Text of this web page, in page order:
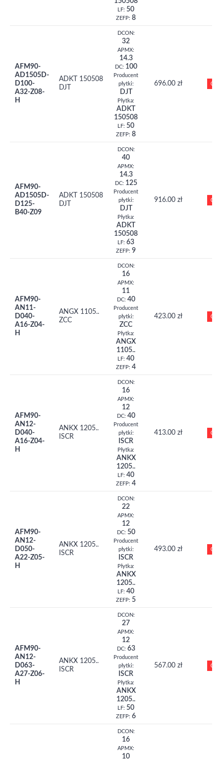
LF: 50
ZEFP: 8
AFM90-
AD1505D-
D100-
A32-Z08-
H
ADKT 150508
DJT
DCON:
32
APMX:
14.3
DC: 100
Producent
płytki:
DJT
Płytka:
ADKT
150508
LF: 50
ZEFP: 8
696.00 zł 0
AFM90-
AD1505D-
D125-
B40-Z09
ADKT 150508
DJT
DCON:
40
APMX:
14.3
DC: 125
Producent
płytki:
DJT
Płytka:
ADKT
150508
LF: 63
ZEFP: 9
916.00 zł 0
AFM90-
AN11-
D040-
A16-Z04-
H
ANGX 1105..
ZCC
DCON:
16
APMX:
11
DC: 40
Producent
płytki:
ZCC
Płytka:
ANGX
1105..
LF: 40
ZEFP: 4
423.00 zł 0
AFM90-
AN12-
D040-
A16-Z04-
H
ANKX 1205..
ISCR
DCON:
16
APMX:
12
DC: 40
Producent
płytki:
ISCR
Płytka:
ANKX
1205..
LF: 40
ZEFP: 4
413.00 zł 0
AFM90-
AN12-
D050-
A22-Z05-
H
ANKX 1205..
ISCR
DCON:
22
APMX:
12
DC: 50
Producent
płytki:
ISCR
Płytka:
ANKX
1205..
LF: 40
ZEFP: 5
493.00 zł 0
AFM90-
AN12-
D063-
A27-Z06-
H
ANKX 1205..
ISCR
DCON:
27
APMX:
12
DC: 63
Producent
płytki:
ISCR
Płytka:
ANKX
1205..
LF: 50
ZEFP: 6
567.00 zł 0
DCON:
16
APMX:
10